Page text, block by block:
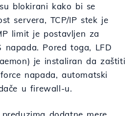
blokirani kako bi se
servera, TCP/IP stek je
limit je postavljen za
napada. Pored toga, LFD
je instaliran da zaštiti
napada, automatski
u firewall-u.